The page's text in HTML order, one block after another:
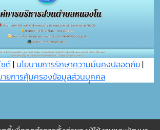
ต์| นโยบายการรักษาความมั่นคงปลอดภัย|
ายการคุ้มครองข้อมูลส่วนบุุคคล